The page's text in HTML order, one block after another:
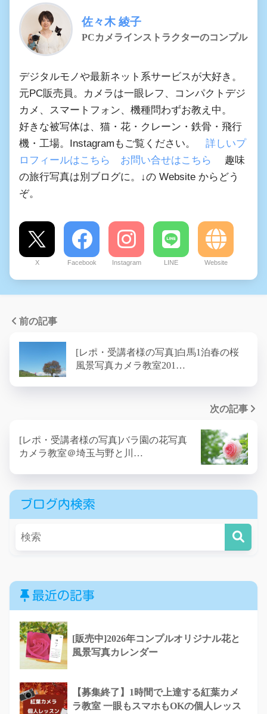
佐々木 綾子
PCカメラインストラクターのコンプル
デジタルモノや最新ネット系サービスが大好き。
元PC販売員。カメラは一眼レフ、コンパクトデジ
カメ、スマートフォン、機種問わずお教え中。
好きな被写体は、猫・花・クレーン・鉄骨・飛行
機・工場。Instagramもご覧ください。 詳しいプ
ロフィールはこちら
お問い合せはこちら
趣味
の旅行写真は別ブログに。↓の Website からどう
ぞ。
X Facebook Instagram LINE Website
前の記事
[レポ・受講者様の写真]白馬1泊春の桜
風景写真カメラ教室201…
次の記事
[レポ・受講者様の写真]バラ園の花写真
カメラ教室＠埼玉与野と川…
ブログ内検索
最近の記事
[販売中]2026年コンプルオリジナル花と
風景写真カレンダー
【募集終了】1時間で上達する紅葉カメ
ラ教室 一眼もスマホもOKの個人レッス